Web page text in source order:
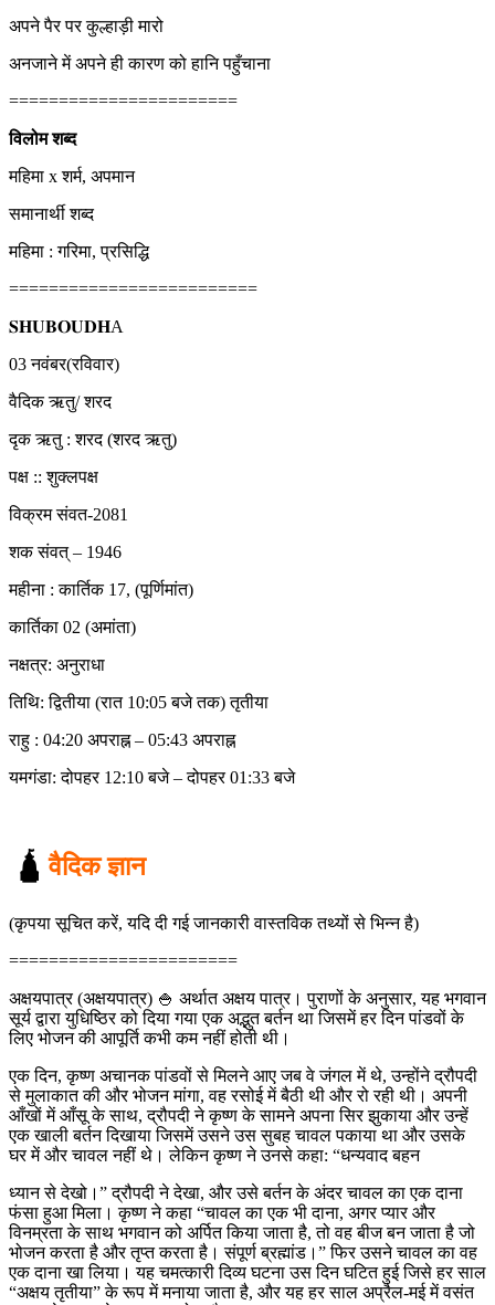
अपने पैर पर कुल्हाड़ी मारो
अनजाने में अपने ही कारण को हानि पहुँचाना
=======================
विलोम शब्द
महिमा x शर्म, ‍अपमान
समानार्थी शब्द
महिमा : गरिमा, प्रसिद्धि
=========================
𝐒𝐇𝐔𝐁𝐎𝐔𝐃𝐇A
03 नवंबर(रविवार)
वैदिक ऋतु/ शरद
दृक ऋतु : शरद (शरद ऋतु)
पक्ष :: शुक्लपक्ष
विक्रम संवत-2081
शक संवत् – 1946
महीना : कार्तिक 17, (पूर्णिमांत)
कार्तिका 02 (अमांता)
नक्षत्र: अनुराधा
तिथि: द्वितीया (रात 10:05 बजे तक) तृतीया
राहु : 04:20 अपराह्न – 05:43 अपराह्न
यमगंडा: दोपहर 12:10 बजे – दोपहर 01:33 बजे
🛕वैदिक ज्ञान
(कृपया सूचित करें, यदि दी गई जानकारी वास्तविक तथ्यों से भिन्न है)
=======================
अक्षयपात्र (अक्षयपात्र) 🍚 अर्थात अक्षय पात्र। पुराणों के अनुसार, यह भगवान
सूर्य द्वारा युधिष्ठिर को दिया गया एक अद्भुत बर्तन था जिसमें हर दिन पांडवों के
लिए भोजन की आपूर्ति कभी कम नहीं होती थी।
एक दिन, कृष्ण अचानक पांडवों से मिलने आए जब वे जंगल में थे, उन्होंने द्रौपदी
से मुलाकात की और भोजन मांगा, वह रसोई में बैठी थी और रो रही थी। अपनी
आँखों में आँसू के साथ, द्रौपदी ने कृष्ण के सामने अपना सिर झुकाया और उन्हें
एक खाली बर्तन दिखाया जिसमें उसने उस सुबह चावल पकाया था और उसके
घर में और चावल नहीं थे। लेकिन कृष्ण ने उनसे कहा: “धन्यवाद बहन
ध्यान से देखो।” द्रौपदी ने देखा, और उसे बर्तन के अंदर चावल का एक दाना
फंसा हुआ मिला। कृष्ण ने कहा “चावल का एक भी दाना, अगर प्यार और
विनम्रता के साथ भगवान को अर्पित किया जाता है, तो वह बीज बन जाता है जो
भोजन करता है और तृप्त करता है। संपूर्ण ब्रह्मांड।” फिर उसने चावल का वह
एक दाना खा लिया। यह चमत्कारी दिव्य घटना उस दिन घटित हुई जिसे हर साल
“अक्षय तृतीया” के रूप में मनाया जाता है, और यह हर साल अप्रैल-मई में वसंत